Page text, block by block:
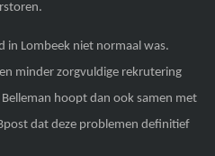
in Lombeek niet normaal was.
minder zorgvuldige rekrutering
hoopt dan ook samen met
dat deze problemen definitief